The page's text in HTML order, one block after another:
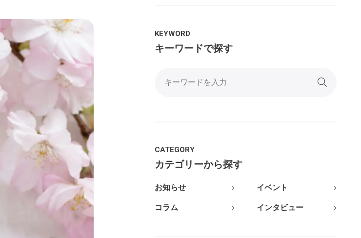
KEYWORD
キーワードで探す
CATEGORY
カテゴリーから探す
お知らせ イベント
コラム インタビュー